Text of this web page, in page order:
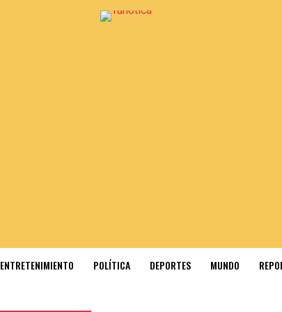
ENTRETENIMIENTO POLÍTICA DEPORTES MUNDO